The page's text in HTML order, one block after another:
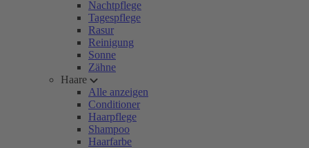
Nachtpflege
Tagespflege
Rasur
Reinigung
Sonne
Zähne
Haare
Alle anzeigen
Conditioner
Haarpflege
Shampoo
Haarfarbe